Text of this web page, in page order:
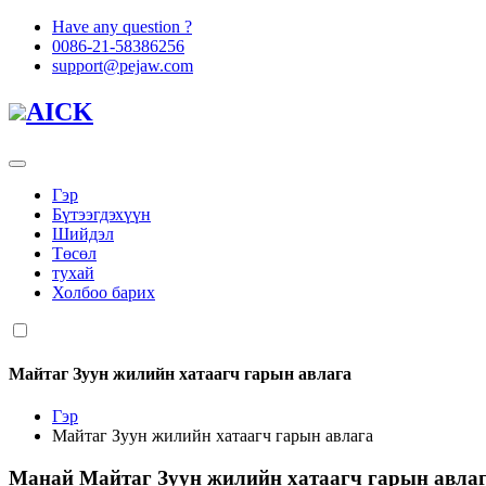
Have any question ?
0086-21-58386256
support@pejaw.com
AICK
Гэр
Бүтээгдэхүүн
Шийдэл
Төсөл
тухай
Холбоо барих
Майтаг Зуун жилийн хатаагч гарын авлага
Гэр
Майтаг Зуун жилийн хатаагч гарын авлага
Манай Майтаг Зуун жилийн хатаагч гарын